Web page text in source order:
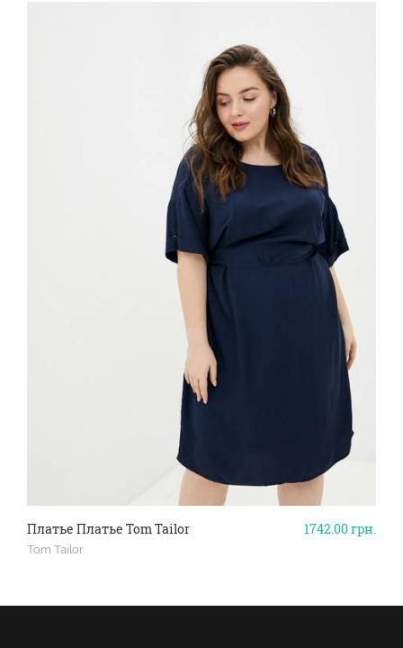
1742.00грн.
Платье Платье Tom Tailor
Tom Tailor